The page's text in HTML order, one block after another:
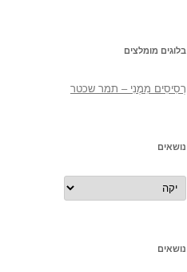
בלוגים מומלצים
רְסִיסִים מִמֶנִי – תמר שכטר
נושאים
נושאים
נושאים